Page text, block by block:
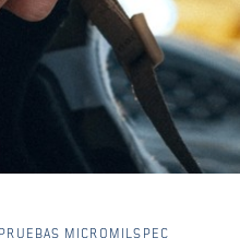
MICROMILSPEC